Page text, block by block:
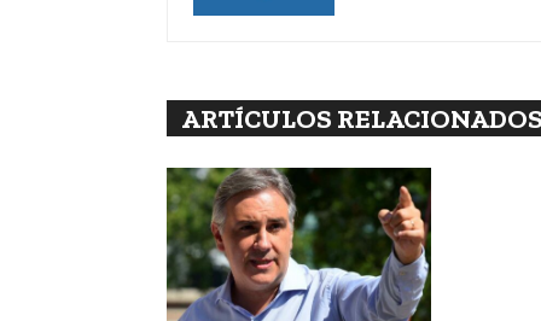
ARTÍCULOS RELACIONADOS